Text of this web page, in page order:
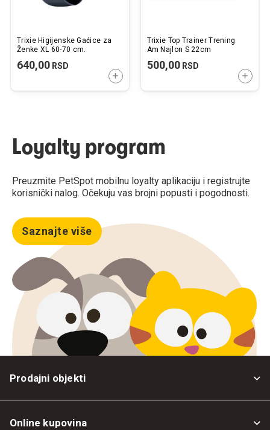
Trixie Higijenske Gaćice za
Ženke XL 60-70 cm.
640,00 RSD
DODAJTE U KORPU
Trixie Top Trainer Trening
Am Najlon S 22cm
500,00RSD
Loyalty program
Preuzmite PetSpot mobilnu loyalty aplikaciju i registrujte
korisnički nalog. Očekuju vas brojni popusti i pogodnosti.
Saznajte više
Prodajni objekti
Online kupovina